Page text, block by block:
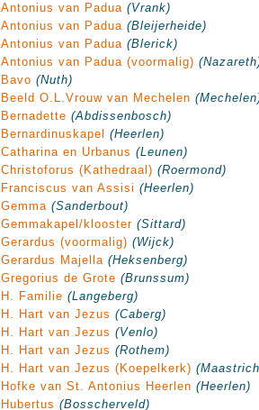
Antonius van Padua (Vrank)
Antonius van Padua (Bleijerheide)
Antonius van Padua (Blerick)
Antonius van Padua (voormalig)
Bavo (Nuth)
Beeld O.L.Vrouw van Mechelen
Bernadette (Abdissenbosch)
Bernardinuskapel
(Heerlen)
Catharina en Urbanus (Leunen)
Christoforus (Kathedraal) (Roermond)
Franciscus van Assisi (Heerlen)
Gemma (Sanderbout)
Gemmakapel/klooster (Sittard)
Gerardus (voormalig) (Wijck)
Gerardus Majella (Heksenberg)
Gregorius de Grote (Brunssum)
H. Familie (Langeberg)
H. Hart van Jezus (Caberg)
H. Hart van Jezus (Venlo)
H. Hart van Jezus (Rothem)
H. Hart van Jezus (Koepelkerk)
Hofke van St. Antonius Heerlen (Heerlen)
Hubertus (Bosscherveld)